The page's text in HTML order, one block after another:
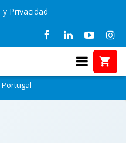
Privacidad
Portugal